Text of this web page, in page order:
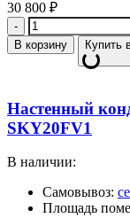
30 800 ₽
Количество
В корзину Купить
Настенный
SKY20FV1
В наличии:
Самовывоз:
Площадь